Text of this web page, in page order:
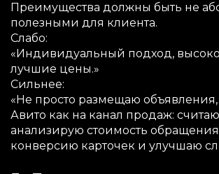
Преимущества должны быть не
полезными для клиента.
Слабо:
«Индивидуальный подход,
лучшие цены.»
Сильнее:
«Не просто размещаю
Авито как на канал продаж:
анализирую стоимость
конверсию карточек и улучшаю